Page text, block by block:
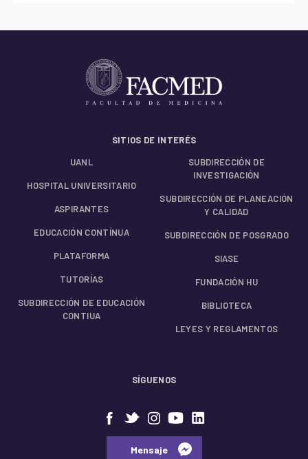
SITIOS DE INTERÉS
UANL
HOSPITAL UNIVERSITARIO
ASPIRANTES
EDUCACIÓN CONTÍNUA
PLATAFORMA
TUTORÍAS
SUBDIRECCIÓN DE EDUCACIÓN
CONTIUA
SUBDIRECCIÓN DE
INVESTIGACIÓN
SUBDIRECCIÓN DE PLANEACIÓN
Y CALIDAD
SUBDIRECCIÓN DE POSGRADO
SIASE
FUNDACIÓN HU
BIBLIOTECA
LEYES Y REGLAMENTOS
SÍGUENOS
⠀⠀Mensaje⠀